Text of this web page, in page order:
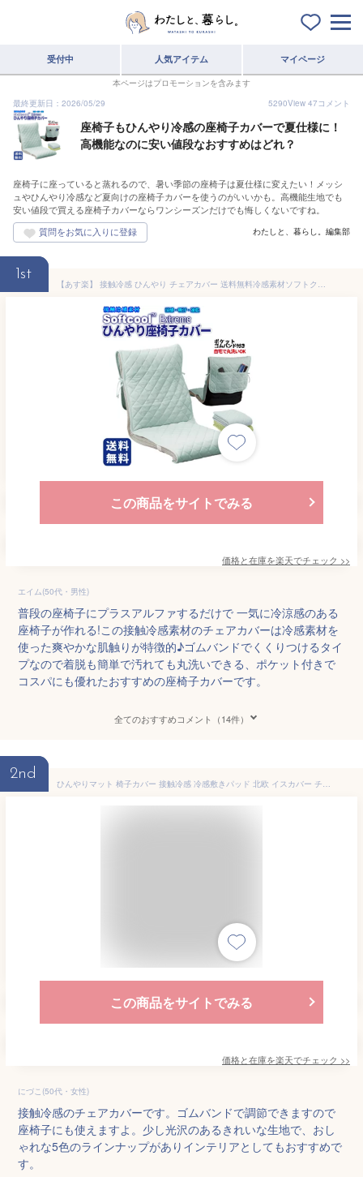
受付中 人気アイテム マイページ
本ページはプロモーションを含みます
最終更新日：2026/05/29
5290View 47コメント
座椅子もひんやり冷感の座椅子カバーで夏仕様に！
高機能なのに安い値段なおすすめはどれ？
座椅子に座っていると蒸れるので、暑い季節の座椅子は夏仕様に変えたい！メッシ
ュやひんやり冷感など夏向けの座椅子カバーを使うのがいいかも。高機能生地でも
安い値段で買える座椅子カバーならワンシーズンだけでも悔しくないですね。
わたしと、暮らし。編集部
1st
【あす楽】 接触冷感 ひんやり チェアカバー 送料無料冷感素材ソフトクール100％使用 冷感・涼感・吸汗・速乾座イスカバー適応サイズ：約長さ80〜130cm冷感 ひんやり さらさら座いす・座イス・1人掛け用【★★】
この商品をサイトでみる
価格と在庫を楽天でチェック >>
エイム(50代・男性)
普段の座椅子にプラスアルファするだけで 一気に冷涼感のある
座椅子が作れる!この接触冷感素材のチェアカバーは冷感素材を
使った爽やかな肌触りが特徴的♪ゴムバンドでくくりつけるタイ
プなので着脱も簡単で汚れても丸洗いできる、ポケット付きで
コスパにも優れたおすすめの座椅子カバーです。
全てのおすすめコメント（14件）
2nd
ひんやりマット 椅子カバー 接触冷感 冷感敷きパッド 北欧 イスカバー チェアーカバー 座椅子カバー 背もたれ 洗濯可 椅子カバー 洗える 汚れ防止 滑り止め クールマット 冷感マット 夏用マット おしゃれ クール寝具 夏用寝具 犬 ペット 涼感 冷感 ひんやり 4色 送料無料
この商品をサイトでみる
価格と在庫を楽天でチェック >>
にづこ(50代・女性)
接触冷感のチェアカバーです。ゴムバンドで調節できますので
座椅子にも使えますよ。少し光沢のあるきれいな生地で、おし
ゃれな5色のラインナップがありインテリアとしてもおすすめで
す。